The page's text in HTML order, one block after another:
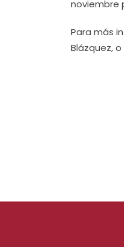
noviembre
Para más
Blázquez,